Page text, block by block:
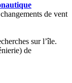
de vent
sur l’île.
de